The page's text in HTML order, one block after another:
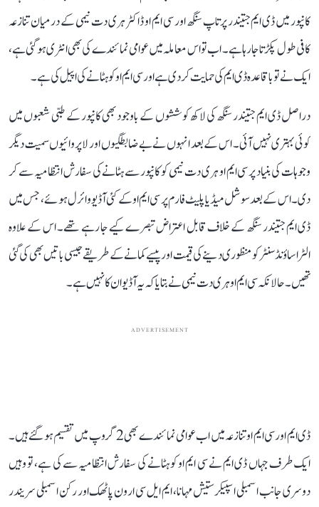
کانپور میں ڈی ایم جتیندر پرتاپ سنگھ اور سی ایم او ڈاکٹر ہری دت نیمی کے درمیان تنازعہ
کافی طول پکڑتا جا رہا ہے۔ اب تو اس معاملہ میں عوامی نمائندے کی بھی انٹری ہو گئی ہے،
ایک نے تو باقاعدہ ڈی ایم کی حمایت کر دی ہے اور سی ایم او کو ہٹانے کی اپیل کی ہے۔
دراصل ڈی ایم جتیندر سنگھ کی لاکھ کوششوں کے باوجود بھی کانپور کے طبی شعبوں میں
کوئی بہتری نہیں آئی۔ اس کے بعد انہوں نے بے ضابطگیوں اور لاپروائیوں سمیت دیگر
وجوہات کی بنیاد پر سی ایم او ہری دت نیمی کو کانپور سے ہٹانے کی سفارش انتظامیہ سے کر
دی۔ اس کے بعد سوشل میڈیا پلیٹ فارم پر سی ایم او کے کئی آڈیو وائرل ہوئے، جس میں
ڈی ایم جتیندر سنگھ کے خلاف قابل اعتراض تبصرے کیے جا رہے تھے۔ اس کے علاوہ
الٹراساؤنڈ سنٹر کو منظوری دینے کی قیمت اور پیسے کمانے کے طریقے جیسی باتیں بھی کی گئی
تھیں۔ حالانکہ سی ایم او ہری دت نیمی نے بتایا کہ یہ آڈیو ان کا نہیں ہے۔
ADVERTISEMENT
ڈی ایم اور سی ایم او تنازعہ میں اب عوامی نمائندے بھی 2 گروپ میں تقسیم ہو گئے ہیں۔
ایک طرف جہاں ڈی ایم نے سی ایم او کو ہٹانے کی سفارش انتظامیہ سے کی ہے، تو وہیں
دوسری جانب اسمبلی اسپیکر ستیش مہانا، ایم ایل سی ارون پاٹھک اور رکن اسمبلی سریندر